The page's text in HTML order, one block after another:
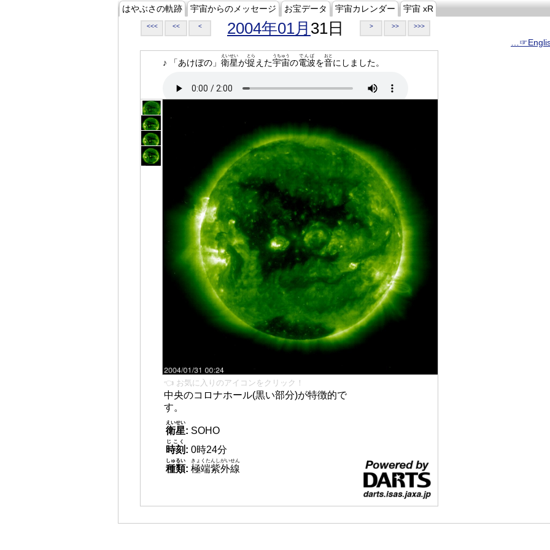
はやぶさの軌跡 宇宙からのメッセージ お宝データ 宇宙カレンダー 宇宙 xR
<<< << < 2004年01月 31日 > >> >>>
♪ 「あけぼの」 衛星
えいせい
が捉
とら
えた宇宙
うちゅう
の電波
でんぱ
を音
おと
にしました。
👈 お気に入りのアイコンをクリック！
中央のコロナホール(黒い部分)が特徴的で
す。
衛星
えいせい
: SOHO
時刻
じこく
: 0時24分
種類
しゅるい
: 極端紫外線
きょくたんしがいせん